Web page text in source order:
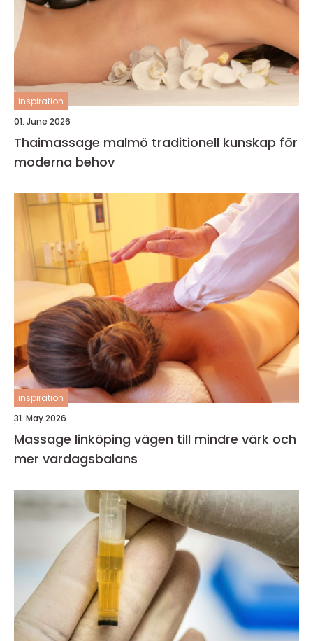
inspiration
01. June 2026
Thaimassage malmö traditionell kunskap för
moderna behov
inspiration
31. May 2026
Massage linköping vägen till mindre värk och
mer vardagsbalans